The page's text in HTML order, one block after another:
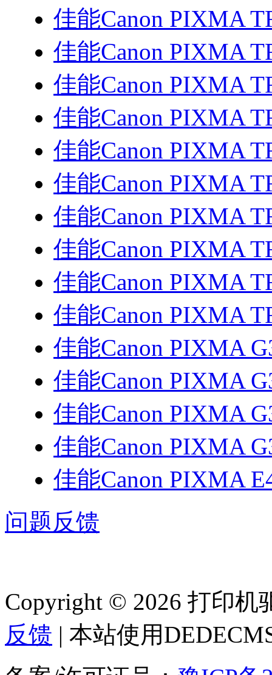
佳能Canon PIXMA
佳能Canon PIXMA
佳能Canon PIXMA
佳能Canon PIXMA
佳能Canon PIXMA
佳能Canon PIXMA
佳能Canon PIXMA
佳能Canon PIXMA
佳能Canon PIXMA
佳能Canon PIXMA
佳能Canon PIXMA
佳能Canon PIXMA
佳能Canon PIXMA
佳能Canon PIXMA
佳能Canon PIXMA
问题反馈
Copyright © 2026 打印
反馈 | 本站使用